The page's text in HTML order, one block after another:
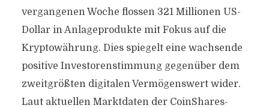
vergangenen Woche flossen 321 Millionen US-
Dollar in Anlageprodukte mit Fokus auf die
Kryptowährung. Dies spiegelt eine wachsende
positive Investorenstimmung gegenüber dem
zweitgrößten digitalen Vermögenswert wider.
Laut aktuellen Marktdaten der CoinShares-